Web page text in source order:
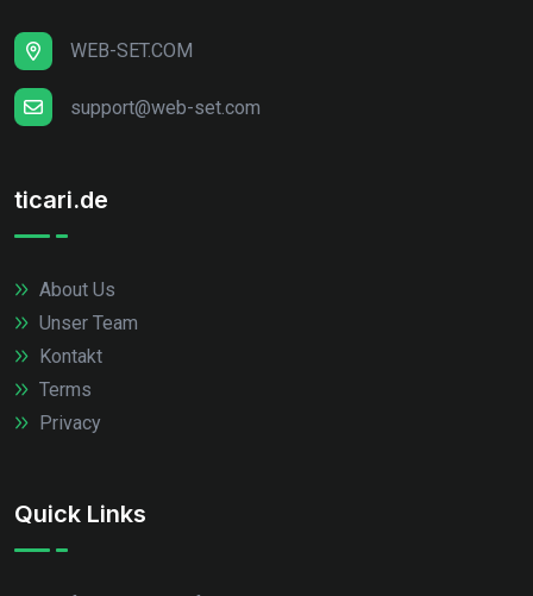
WEB-SET.COM
support@web-set.com
ticari.de
About Us
Unser Team
Kontakt
Terms
Privacy
Quick Links